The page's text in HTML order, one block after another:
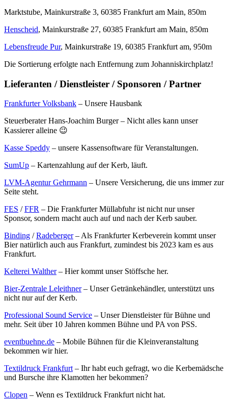
Marktstube, Mainkurstraße 3, 60385 Frankfurt am Main, 850m
Henscheid, Mainkurstraße 27, 60385 Frankfurt am Main, 850m
Lebensfreude Pur, Mainkurstraße 19, 60385 Frankfurt am, 950m
Die Sortierung erfolgte nach Entfernung zum Johanniskirchplatz!
Lieferanten / Dienstleister / Sponsoren / Partner
Frankfurter Volksbank – Unsere Hausbank
Steuerberater Hans-Joachim Burger – Nicht alles kann unser
Kassierer alleine 😉
Kasse Speddy – unsere Kassensoftware für Veranstaltungen.
SumUp – Kartenzahlung auf der Kerb, läuft.
LVM-Agentur Gehrmann – Unsere Versicherung, die uns immer zur
Seite steht.
FES /FFR – Die Frankfurter Müllabfuhr ist nicht nur unser
Sponsor, sondern macht auch auf und nach der Kerb sauber.
Binding /Radeberger– Als Frankfurter Kerbeverein kommt unser
Bier natürlich auch aus Frankfurt, zumindest bis 2023 kam es aus
Frankfurt.
Kelterei Walther– Hier kommt unser Stöffsche her.
Bier-Zentrale Leleithner– Unser Getränkehändler, unterstützt uns
nicht nur auf der Kerb.
Professional Sound Service – Unser Dienstleister für Bühne und
mehr. Seit über 10 Jahren kommen Bühne und PA von PSS.
eventbuehne.de – Mobile Bühnen für die Kleinveranstaltung
bekommen wir hier.
Textildruck Frankfurt– Ihr habt euch gefragt, wo die Kerbemädsche
und Bursche ihre Klamotten her bekommen?
Clopen – Wenn es Textildruck Frankfurt nicht hat.